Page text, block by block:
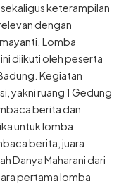
keterampilan
dengan
Lomba
diikuti oleh peserta
Kegiatan
yakni ruang 1 Gedung
berita dan
untuk lomba
berita, juara
Danya Maharani dari
pertama lomba